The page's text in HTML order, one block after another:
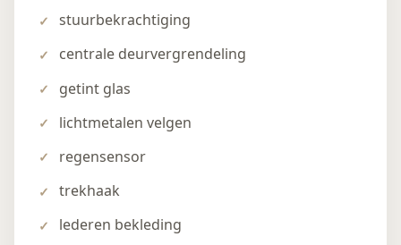
stuurbekrachtiging
centrale deurvergrendeling
getint glas
lichtmetalen velgen
regensensor
trekhaak
lederen bekleding